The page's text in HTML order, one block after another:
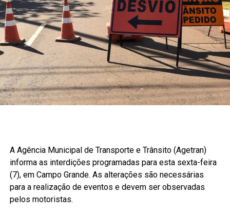
A Agência Municipal de Transporte e Trânsito (Agetran)
informa as interdições programadas para esta sexta-feira
(7), em Campo Grande. As alterações são necessárias
para a realização de eventos e devem ser observadas
pelos motoristas.